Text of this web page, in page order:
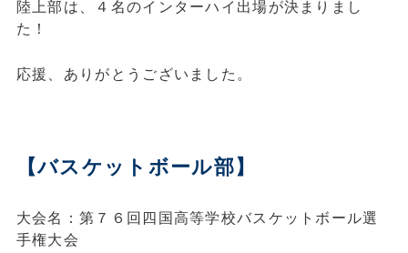
陸上部は、４名のインターハイ出場が決まりまし
た！
応援、ありがとうございました。
【バスケットボール部】
大会名：第７６回四国高等学校バスケットボール選
手権大会